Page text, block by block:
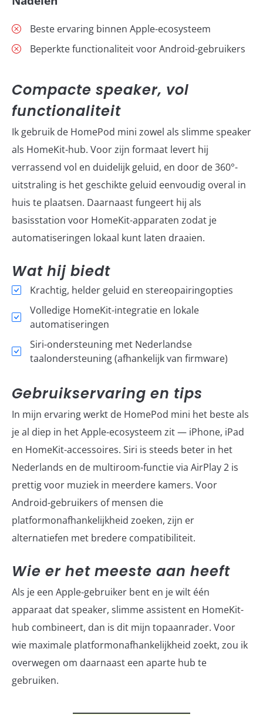
Beste ervaring binnen Apple-ecosysteem
Beperkte functionaliteit voor Android-gebruikers
Compacte speaker, vol
functionaliteit
Ik gebruik de HomePod mini zowel als slimme speaker
als HomeKit-hub. Voor zijn formaat levert hij
verrassend vol en duidelijk geluid, en door de 360°-
uitstraling is het geschikte geluid eenvoudig overal in
huis te plaatsen. Daarnaast fungeert hij als
basisstation voor HomeKit-apparaten zodat je
automatiseringen lokaal kunt laten draaien.
Wat hij biedt
Krachtig, helder geluid en stereopairingopties
Volledige HomeKit-integratie en lokale
automatiseringen
Siri-ondersteuning met Nederlandse
taalondersteuning (afhankelijk van firmware)
Gebruikservaring en tips
In mijn ervaring werkt de HomePod mini het beste als
je al diep in het Apple-ecosysteem zit — iPhone, iPad
en HomeKit-accessoires. Siri is steeds beter in het
Nederlands en de multiroom-functie via AirPlay 2 is
prettig voor muziek in meerdere kamers. Voor
Android-gebruikers of mensen die
platformonafhankelijkheid zoeken, zijn er
alternatiefen met bredere compatibiliteit.
Wie er het meeste aan heeft
Als je een Apple-gebruiker bent en je wilt één
apparaat dat speaker, slimme assistent en HomeKit-
hub combineert, dan is dit mijn topaanrader. Voor
wie maximale platformonafhankelijkheid zoekt, zou ik
overwegen om daarnaast een aparte hub te
gebruiken.